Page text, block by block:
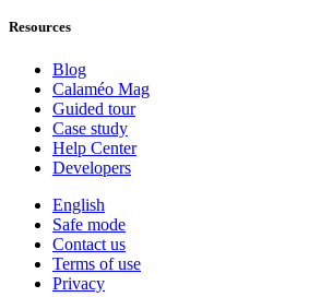
Resources
Blog
Calaméo Mag
Guided tour
Case study
Help Center
Developers
English
Safe mode
Contact us
Terms of use
Privacy